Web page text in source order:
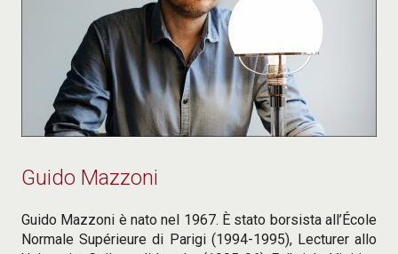
Guido Mazzoni
Guido Mazzoni è nato nel 1967. È stato borsista all’École
Normale Supérieure di Parigi (1994-1995), Lecturer allo